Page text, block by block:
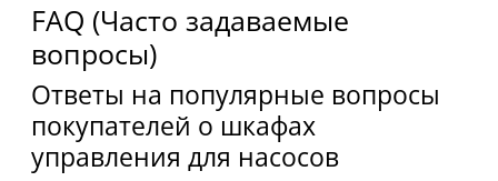
FAQ (Часто задаваемые
вопросы)
Ответы на популярные вопросы
покупателей о шкафах
управления для насосов